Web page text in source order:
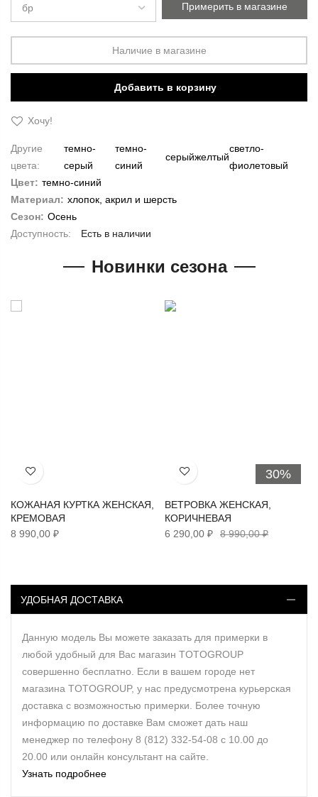
Примерить в магазине
Наличие в магазине
Добавить в корзину
Хочу!
Другие
цвета:
темно-
серый
темно-
синий
серыйжелтый
светло-
фиолетовый
Цвет: темно-синий
Материал: хлопок, акрил и шерсть
Сезон: Осень
Есть в наличии
Новинки сезона
Хочу!
КОЖАНАЯ КУРТКА ЖЕНСКАЯ,
КРЕМОВАЯ
8 990,00 ₽
30%
Хочу!
ВЕТРОВКА ЖЕНСКАЯ,
КОРИЧНЕВАЯ
6 290,00 ₽
8 990,00 ₽
УДОБНАЯ ДОСТАВКА
Данную модель Вы можете заказать для примерки в
любой удобный для Вас магазин TOTOGROUP
совершенно бесплатно. Если в вашем городе нет
магазина TOTOGROUP, у нас предусмотрена курьерская
доставка с возможностью примерки. Более точную
информацию по доставке Вам сможет дать наш
менеджер по телефону 8 (812) 332-54-08 с 10.00 до
20.00 или онлайн консультант на сайте.
Узнать подробнее